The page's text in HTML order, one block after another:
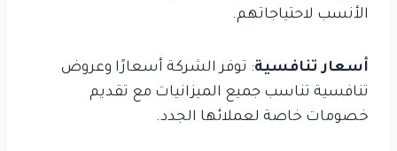
الأنسب لاحتياجاتهم.
أسعار تنافسية: توفر الشركة أسعارًا وعروض
تنافسية تناسب جميع الميزانيات مع تقديم
خصومات خاصة لعملائها الجدد.